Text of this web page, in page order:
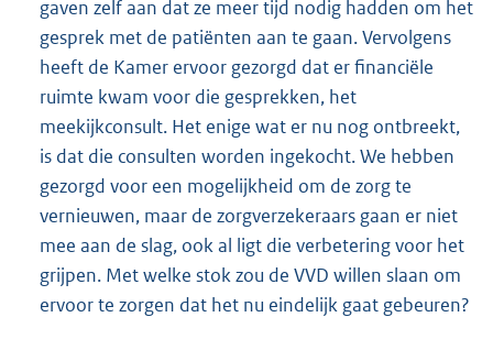
gaven zelf aan dat ze meer tijd nodig hadden om het
gesprek met de patiënten aan te gaan. Vervolgens
heeft de Kamer ervoor gezorgd dat er financiële
ruimte kwam voor die gesprekken, het
meekijkconsult. Het enige wat er nu nog ontbreekt,
is dat die consulten worden ingekocht. We hebben
gezorgd voor een mogelijkheid om de zorg te
vernieuwen, maar de zorgverzekeraars gaan er niet
mee aan de slag, ook al ligt die verbetering voor het
grijpen. Met welke stok zou de VVD willen slaan om
ervoor te zorgen dat het nu eindelijk gaat gebeuren?